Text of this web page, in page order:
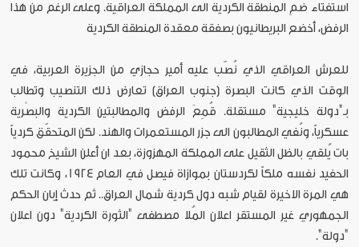
استفتاء ضمِ المنطقة الكردية الى المملكة العراقية. وعلى الرغم من هذا
الرفض، أخضع البريطانيون بصفقة معقدة المنطقة الكردية
للعرش العراقي الذي نُصّب عليه أمير حجازي من الجزيرة العربية، في
الوقت الذي كانت البصرة (جنوب العراق) تعارض ذلك التنصيب وتطالب
بـ"دولة خليجية" مستقلة. قُمِعَ الرفض والمطالبتين الكردية والبصْرية
عسكرياً، ونُفي المطالبون الى جزر المستعمرات والهند. لكن المتحقّق كردياً
بات يُلقي بالظل الثقيل على المملكة المهزوزة، بعد ان أعلن الشيخ محمود
الحفيد نفسه ملكاً لكردستان بموازاة فيصل في العام 1924، وكانت تلك
هي المرة الاخيرة لقيام شبه دول كردية شمال العراق.. ثم حدث إبان الحكم
الجمهوري غير المستقر اعلان المُلا مصطفى "الثورة الكردية" دون اعلان
"دولة".